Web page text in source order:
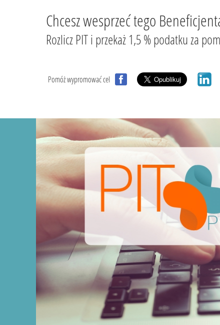
Chcesz wesprzeć tego
Rozlicz PIT i przekaż 1,5 % podatku za
Pomóż wypromować cel